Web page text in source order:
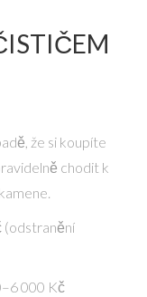
že si koupíte
chodit k
(odstranění
000 Kč